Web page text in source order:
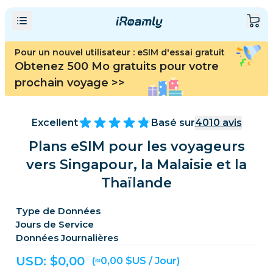
Pour un nouvel utilisateur : eSIM d'essai gratuit
Obtenez 500 Mo gratuits pour votre
prochain voyage >>
Excellent Basé sur4010 avis
Plans eSIM pour les voyageurs
vers Singapour, la Malaisie et la
Thaïlande
Type de Données
Jours de Service
Données Journalières
USD: $0,00 (≈0,00 $US / Jour)